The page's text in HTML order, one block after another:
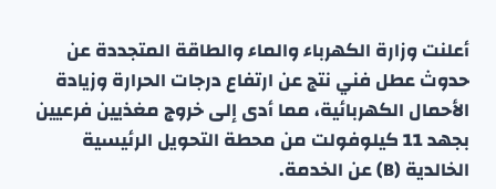
أعلنت وزارة الكهرباء والماء والطاقة المتجددة عن
حدوث عطل فني نتج عن ارتفاع درجات الحرارة وزيادة
الأحمال الكهربائية، مما أدى إلى خروج مغذيين فرعيين
بجهد 11 كيلوفولت من محطة التحويل الرئيسية
الخالدية (B) عن الخدمة.